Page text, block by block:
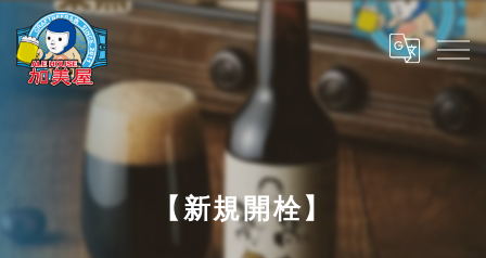
【新規開栓】